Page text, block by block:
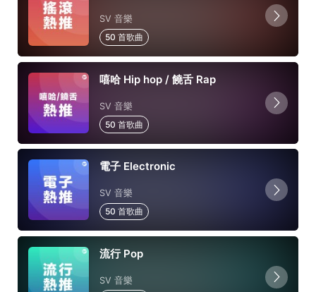
SV 音樂
50 首歌曲
嘻哈 Hip hop / 饒舌 Rap
SV 音樂
50 首歌曲
電子 Electronic
SV 音樂
50 首歌曲
流行 Pop
SV 音樂